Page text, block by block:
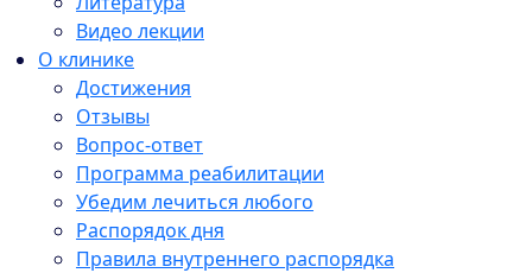
Видео лекции
О клинике
Достижения
Отзывы
Вопрос-ответ
Программа реабилитации
Убедим лечиться любого
Распорядок дня
Правила внутреннего распорядка